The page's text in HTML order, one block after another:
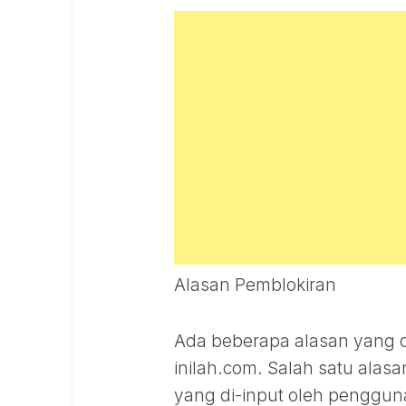
Alasan Pemblokiran
Ada beberapa alasan yang
inilah.com. Salah satu
yang di-input oleh